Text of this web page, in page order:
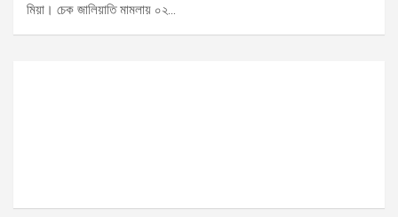
মিয়া। চেক জালিয়াতি মামলায় ০২…